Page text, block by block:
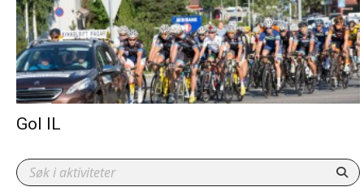
Gol IL